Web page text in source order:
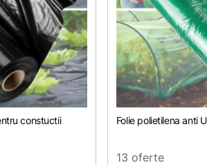
constuctii Folie polietilena anti
13 oferte